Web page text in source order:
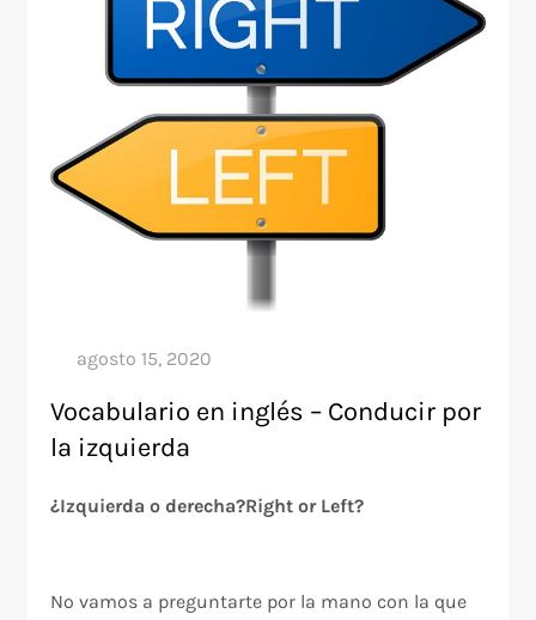
Vocabulario en inglés – Conducir por
la izquierda
¿Izquierda o derecha?Right or Left?
No vamos a preguntarte por la mano con la que